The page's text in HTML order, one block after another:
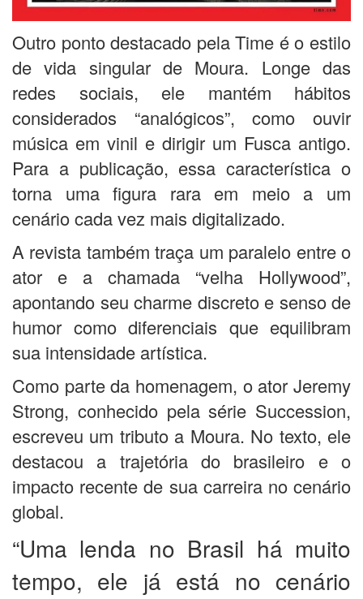
Outro ponto destacado pela Time é o estilo
de vida singular de Moura. Longe das
redes sociais, ele mantém hábitos
considerados “analógicos”, como ouvir
música em vinil e dirigir um Fusca antigo.
Para a publicação, essa característica o
torna uma figura rara em meio a um
cenário cada vez mais digitalizado.
A revista também traça um paralelo entre o
ator e a chamada “velha Hollywood”,
apontando seu charme discreto e senso de
humor como diferenciais que equilibram
sua intensidade artística.
Como parte da homenagem, o ator Jeremy
Strong, conhecido pela série Succession,
escreveu um tributo a Moura. No texto, ele
destacou a trajetória do brasileiro e o
impacto recente de sua carreira no cenário
global.
“Uma lenda no Brasil há muito
tempo, ele já está no cenário